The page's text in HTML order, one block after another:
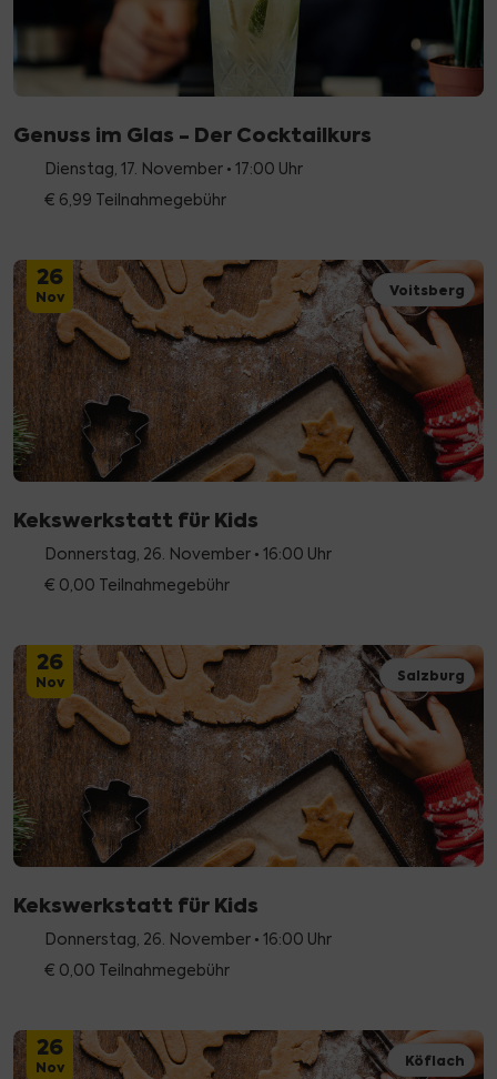
Genuss im Glas - Der Cocktailkurs
Dienstag, 17. November • 17:00 Uhr
€ 6,99 Teilnahmegebühr
26
Nov Voitsberg
Kekswerkstatt für Kids
Donnerstag, 26. November • 16:00 Uhr
€ 0,00 Teilnahmegebühr
26
Nov Salzburg
Kekswerkstatt für Kids
Donnerstag, 26. November • 16:00 Uhr
€ 0,00 Teilnahmegebühr
26
Nov Köflach